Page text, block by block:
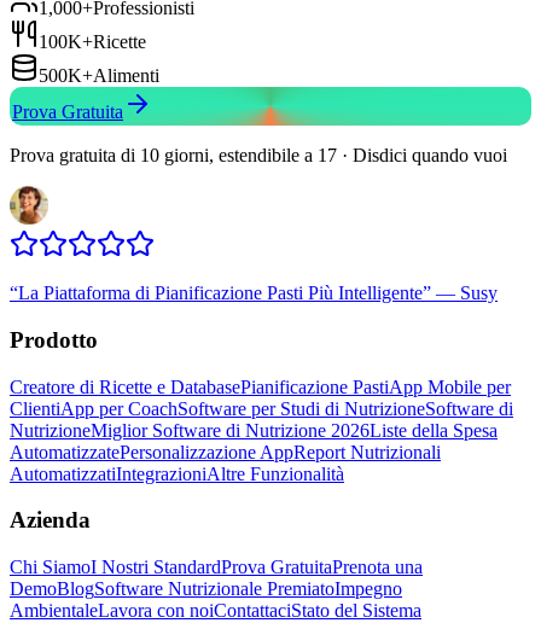
1,000+Professionisti
100K+Ricette
500K+Alimenti
Prova Gratuita
Prova gratuita di 10 giorni, estendibile a 17 · Disdici quando vuoi
“La Piattaforma di Pianificazione Pasti Più Intelligente” — Susy
Prodotto
Creatore di Ricette e DatabasePianificazione PastiApp Mobile per
ClientiApp per CoachSoftware per Studi di NutrizioneSoftware di
NutrizioneMiglior Software di Nutrizione 2026Liste della Spesa
AutomatizzatePersonalizzazione AppReport Nutrizionali
AutomatizzatiIntegrazioniAltre Funzionalità
Azienda
Chi SiamoI Nostri StandardProva GratuitaPrenota una
DemoBlogSoftware Nutrizionale PremiatoImpegno
AmbientaleLavora con noiContattaciStato del Sistema